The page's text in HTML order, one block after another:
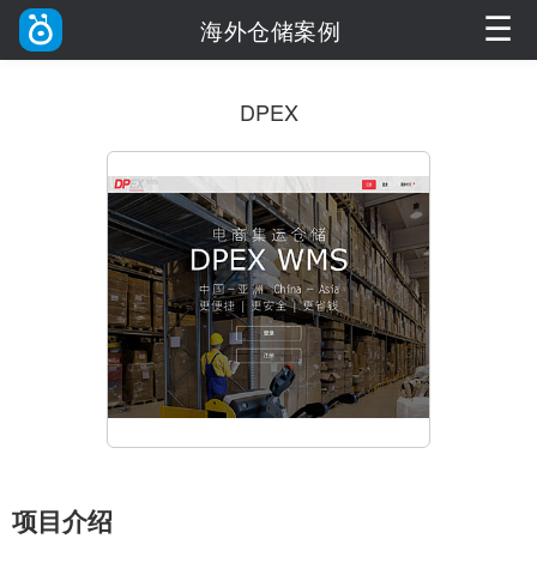
海外仓储案例 ☰
DPEX
项目介绍